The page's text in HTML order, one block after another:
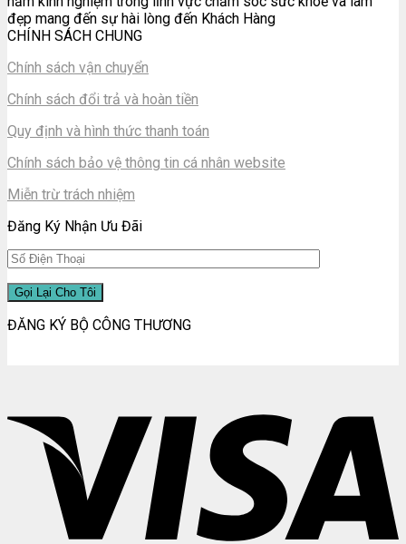
đẹp mang đến sự hài lòng đến Khách Hàng
CHÍNH SÁCH CHUNG
Chính sách vận chuyển
Chính sách đổi trả và hoàn tiền
Quy định và hình thức thanh toán
Chính sách bảo vệ thông tin cá nhân website
Miễn trừ trách nhiệm
Đăng Ký Nhận Ưu Đãi
ĐĂNG KÝ BỘ CÔNG THƯƠNG